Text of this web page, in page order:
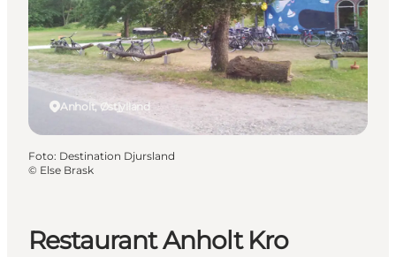
Planlæg ferien
Transport
Restaurant Anholt Kro
Anholt, Østjylland
Foto: Destination Djursland
© Else Brask